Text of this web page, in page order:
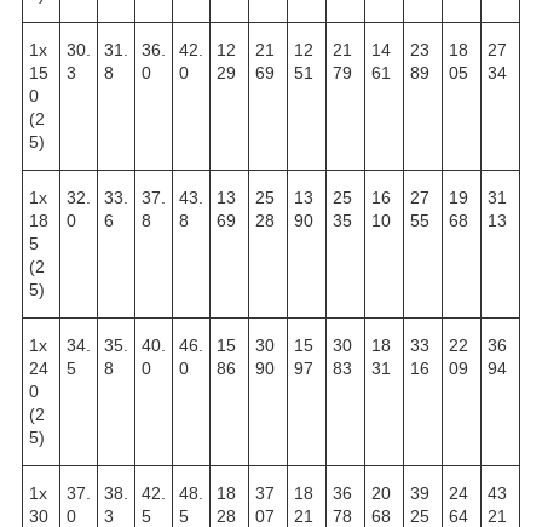
1х
15
0
(2
5)
30.
3
31.
8
36.
0
42.
0
12
29
21
69
12
51
21
79
14
61
23
89
18
05
27
34
1х
18
5
(2
5)
32.
0
33.
6
37.
8
43.
8
13
69
25
28
13
90
25
35
16
10
27
55
19
68
31
13
1х
24
0
(2
5)
34.
5
35.
8
40.
0
46.
0
15
86
30
90
15
97
30
83
18
31
33
16
22
09
36
94
1х
30
37.
0
38.
3
42.
5
48.
5
18
28
37
07
18
21
36
78
20
68
39
25
24
64
43
21